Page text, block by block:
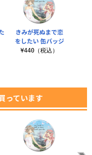
きみが死ぬまで恋
をしたい 缶バッジ
¥440（税込）
っています